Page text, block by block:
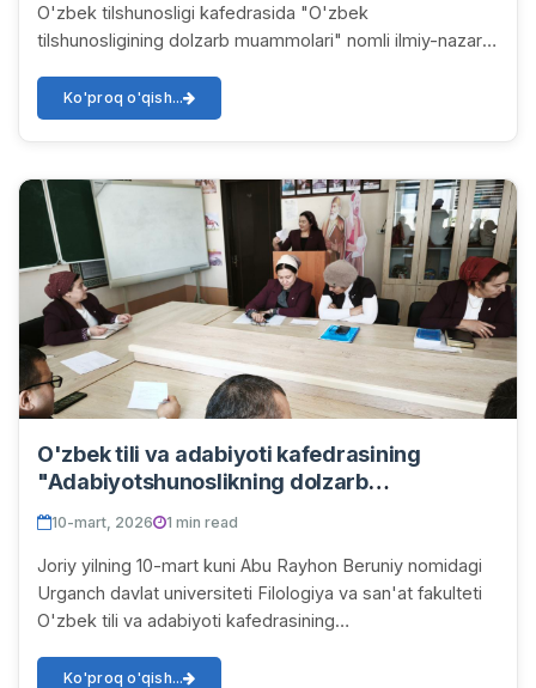
bo'lib o'tdi.
O'zbek tilshunosligi kafedrasida "O'zbek
tilshunosligining dolzarb muammolari" nomli ilmiy-nazariy
Ko'proq o'qish...
O'zbek tili va adabiyoti kafedrasining
"Adabiyotshunoslikning dolzarb
muammolari" nomli ilmiy-nazariy seminari
bo'lib o'tdi
10-mart, 2026 1 min read
Joriy yilning 10-mart kuni Abu Rayhon Beruniy nomidagi
Urganch davlat universiteti Filologiya va san'at fakulteti
O'zbek tili va adabiyoti kafedrasining
Ko'proq o'qish...